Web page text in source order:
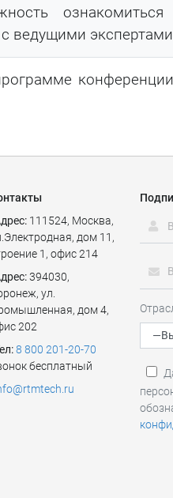
ведущими
111524, Москва,
дом 11,
1, офис 214
394030,
ул.
дом 4,
202
8 800 201-20-70
бесплатный